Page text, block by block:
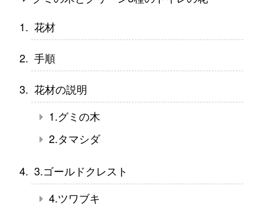
花材
手順
花材の説明
1.グミの木
2.タマシダ
3.ゴールドクレスト
4.ツワブキ